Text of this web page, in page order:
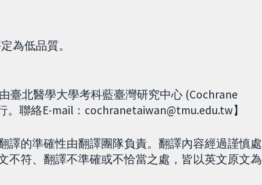
為低品質。
臺北醫學大學考科藍臺灣研究中心 (Cochrane
。聯絡E-mail：cochranetaiwan@tmu.edu.tw】
譯的準確性由翻譯團隊負責。翻譯內容經過謹慎處
不符、翻譯不準確或不恰當之處，皆以英文原文為